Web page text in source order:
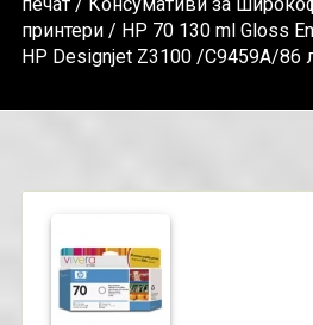
принтери/ HP 70 130 ml Gloss
HP Designjet Z3100 /C9459A/